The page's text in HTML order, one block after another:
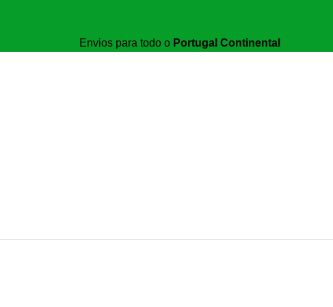
Envios para todo o Portugal Continental